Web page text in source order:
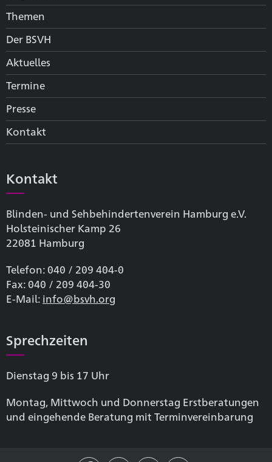
Themen
Der BSVH
Aktuelles
Termine
Presse
Kontakt
Kontakt
Blinden- und Sehbehinderten­verein Hamburg e.V.
Holsteinischer Kamp 26
22081 Hamburg
Telefon: 040 / 209 404-0
Fax: 040 / 209 404-30
E-Mail: info@bsvh.org
Sprechzeiten
Dienstag 9 bis 17 Uhr
Montag, Mittwoch und Donnerstag Erstberatungen
und eingehende Beratung mit Terminvereinbarung